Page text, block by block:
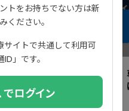
9:38
における重視事項
トをお持ちでない方は新
ください。
サイトで共通して利用可
」です。